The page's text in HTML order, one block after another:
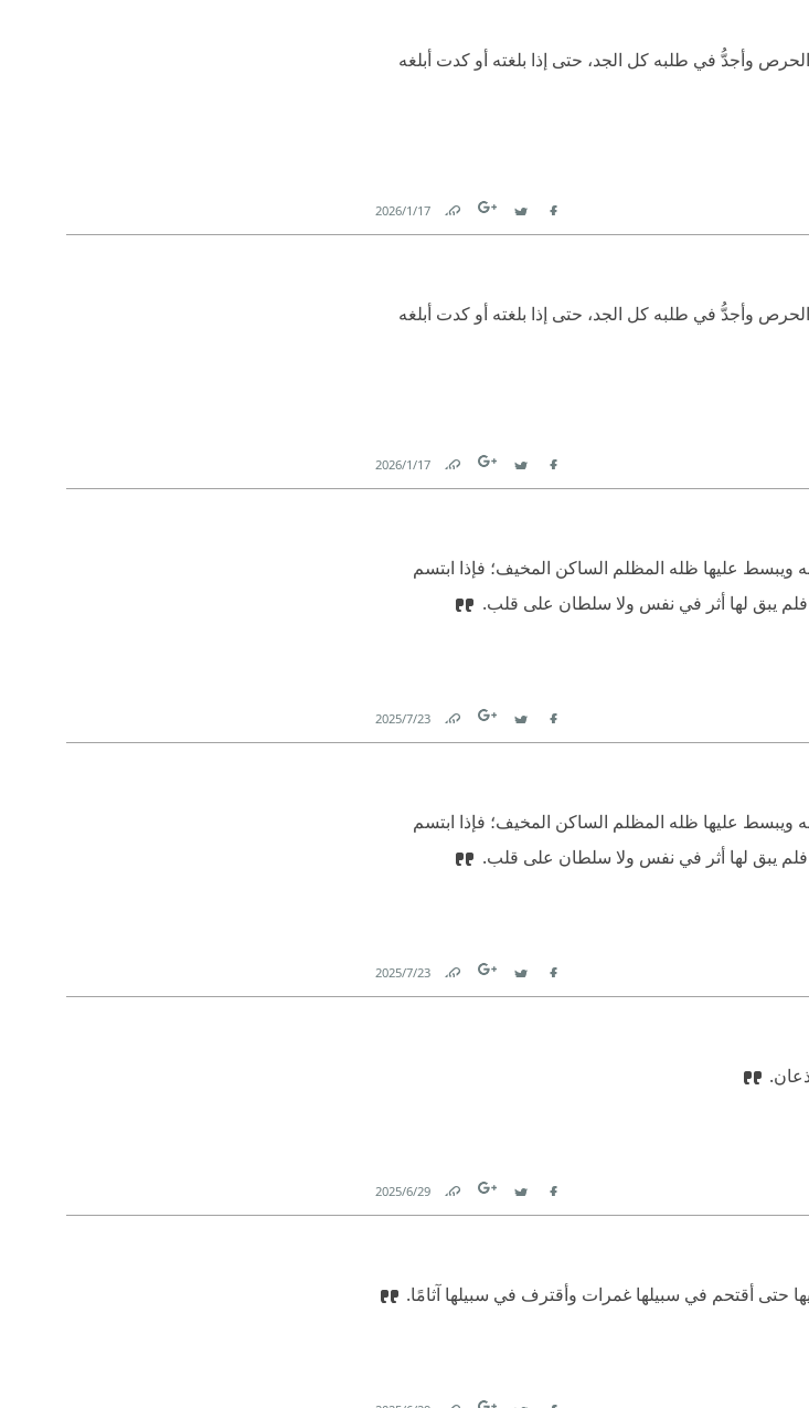
وأجدُّ في طلبه كل الجد، حتى إذا بلغته أو كدت أبلغه
Facebook
Twitter
Link
17‏/1‏/2026
وأجدُّ في طلبه كل الجد، حتى إذا بلغته أو كدت أبلغه
Facebook
Twitter
Link
17‏/1‏/2026
ويبسط عليها ظله المظلم الساكن المخيف؛ فإذا ابتسم
يبق لها أثر في نفس ولا سلطان على قلب.
Facebook
Twitter
Link
23‏/7‏/2025
ويبسط عليها ظله المظلم الساكن المخيف؛ فإذا ابتسم
يبق لها أثر في نفس ولا سلطان على قلب.
Facebook
Twitter
Link
23‏/7‏/2025
Facebook
Twitter
Link
29‏/6‏/2025
إليها حتى أقتحم في سبيلها غمرات وأقترف في سبيلها آثامًا.